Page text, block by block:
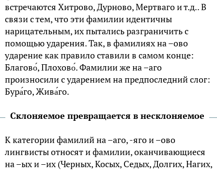
встречаются Хитрово, Дурново, Мертваго и т.д.. В
связи с тем, что эти фамилии идентичны
нарицательным, их пытались разграничить с
помощью ударения. Так, в фамилиях на –ово
ударение как правило ставили в самом конце:
Благово́, Плохово́. Фамилии же на –аго
произносили с ударением на предпоследний слог:
Бура́го, Жива́го.
Склоняемое превращается в несклоняемое
К категории фамилий на –аго, -яго и –ово
лингвисты относят и фамилии, оканчивающиеся
на –ых и –их (Черных, Косых, Седых, Долгих, Нагих,